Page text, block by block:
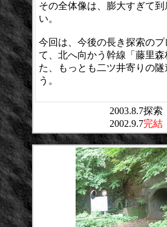
その全体像は、膨大すぎて
い。
今回は、今後の長き探索のプ
て、北へ向かう幹線「藤里森
た、もっとも二ツ井寄りの隧
う。
2003.8.7探索
2002.9.7完結